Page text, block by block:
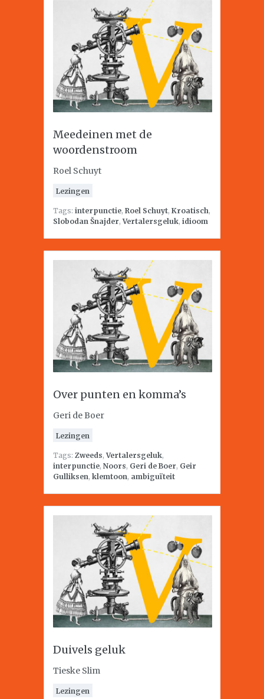
Meedeinen met de
woordenstroom
Roel Schuyt
Lezingen
Tags: interpunctie, Roel Schuyt, Kroatisch,
Slobodan Šnajder,Vertalersgeluk, idioom
Over punten en komma’s
Geri de Boer
Lezingen
Tags: Zweeds,Vertalersgeluk,
interpunctie, Noors, Geri de Boer, Geir
Gulliksen, klemtoon, ambiguïteit
Duivels geluk
Tieske Slim
Lezingen